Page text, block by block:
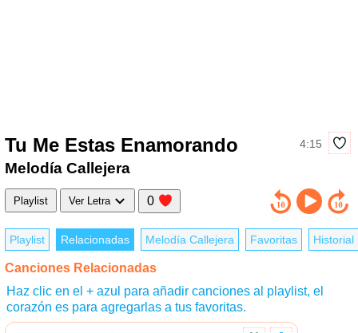
Tu Me Estas Enamorando 4:15
Melodía Callejera
Playlist Ver Letra 0
Playlist Relacionadas Melodía Callejera Favoritas Historial
Canciones Relacionadas
Haz clic en el + azul para añadir canciones al playlist, el
corazón es para agregarlas a tus favoritas.